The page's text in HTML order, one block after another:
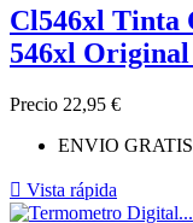
Cl546xl Tinta
546xl
Precio 22,95 €
ENVIO GRATIS
 Vista rápida